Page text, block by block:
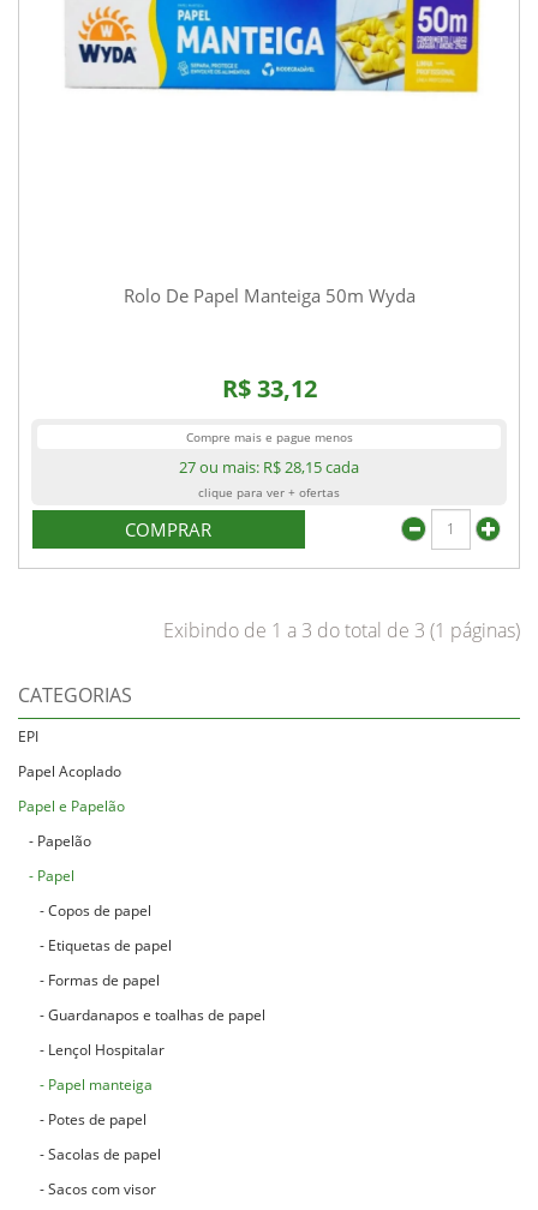
CATEGORIAS
EPI
Papel Acoplado
Papel e Papelão
- Papelão
- Papel
- Copos de papel
- Etiquetas de papel
- Formas de papel
- Guardanapos e toalhas de papel
- Lençol Hospitalar
- Papel manteiga
- Potes de papel
- Sacolas de papel
- Sacos com visor
Rolo De Papel Manteiga 50m Wyda
R$ 33,12
Compre mais e pague menos
27 ou mais: R$ 28,15cada
clique para ver + ofertas
COMPRAR
Exibindo de 1 a 3 do total de 3 (1 páginas)